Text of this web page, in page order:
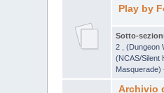
Play by
Sotto-
2
,(Dungeon
(NCAS/Silent
Masquerade)
Archivio